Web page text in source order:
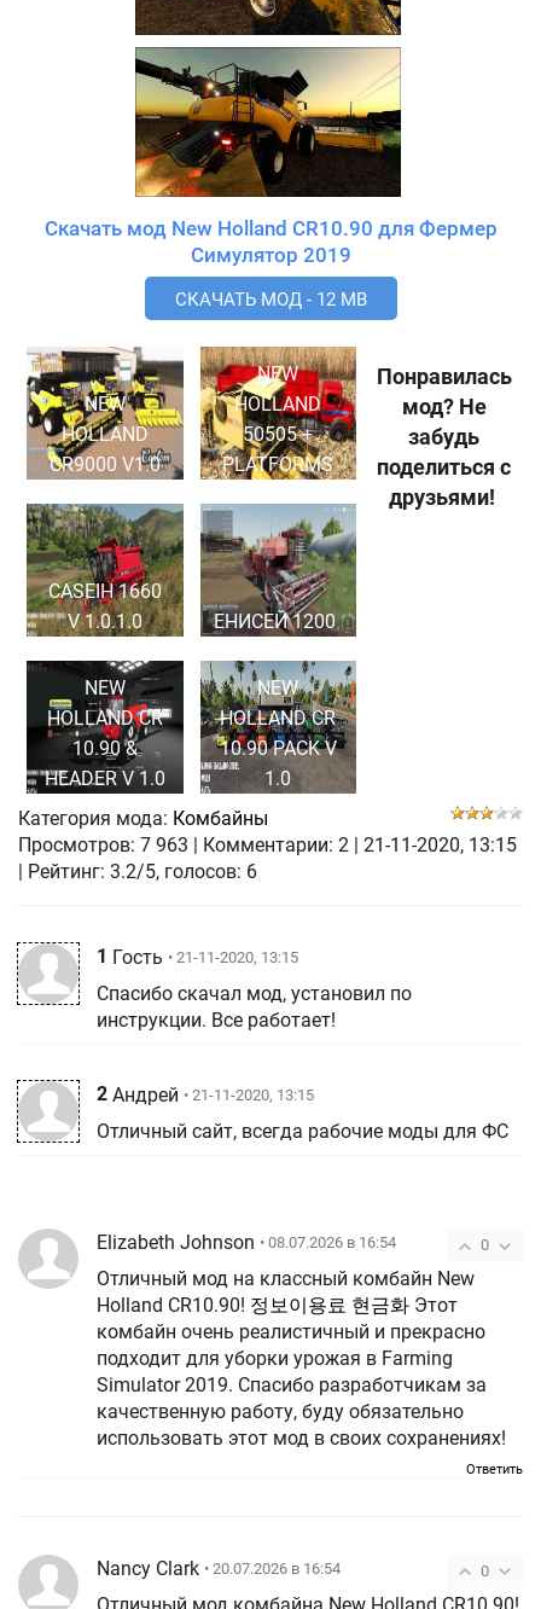
Скачать мод New Holland CR10.90 для Фермер
Симулятор 2019
СКАЧАТЬ МОД - 12 MB
NEW
HOLLAND
CR9000 V1.0
NEW
HOLLAND
50505 +
PLATFORMS
CASEIH 1660
V 1.0.1.0
EНИCEЙ 1200
NEW
HOLLAND CR
10.90 &
HEADER V 1.0
NEW
HOLLAND CR
10.90 PACK V
1.0
Понравилась
мод? Не
забудь
поделиться с
друзьями!
Категория мода: Комбайны
Просмотров: 7 963 Комментарии: 2
21-11-2020, 13:15
| Рейтинг: 3.2/5, голосов: 6
1 Гость • 21-11-2020, 13:15
Спасибо скачал мод, установил по
инструкции. Все работает!
2 Андрей • 21-11-2020, 13:15
Отличный сайт, всегда рабочие моды для ФС
0
Elizabeth Johnson • 08.07.2026 в 16:54
Отличный мод на классный комбайн New
Holland CR10.90! 정보이용료 현금화 Этот
комбайн очень реалистичный и прекрасно
подходит для уборки урожая в Farming
Simulator 2019. Спасибо разработчикам за
качественную работу, буду обязательно
использовать этот мод в своих сохранениях!
Ответить
0
Nancy Clark • 20.07.2026 в 16:54
Отличный мод комбайна New Holland CR10.90!